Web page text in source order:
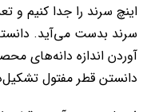
اینچ سرند را جدا کنیم و
سرند بدست می‌آید.
آوردن اندازه دانه‌‌های
دانستن قطر مفتول